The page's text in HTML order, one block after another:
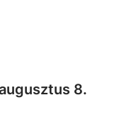
8.